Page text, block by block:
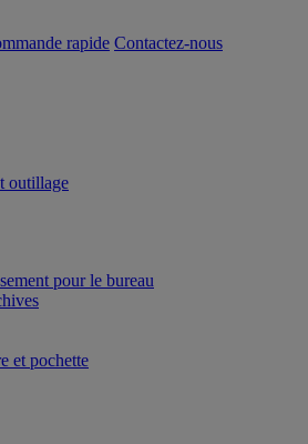
rapide Contactez-nous
outillage
pour le bureau
et pochette